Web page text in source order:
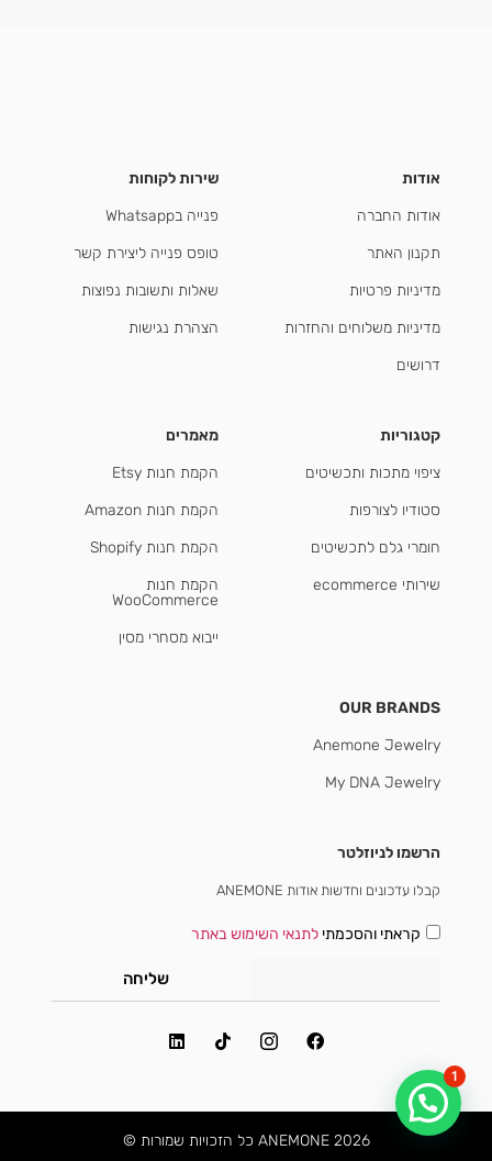
אודות
אודות החברה
תקנון האתר
מדיניות פרטיות
מדיניות משלוחים והחזרות
דרושים
שירות לקוחות
פנייה בWhatsapp
טופס פנייה ליצירת קשר
שאלות ותשובות נפוצות
הצהרת נגישות
קטגוריות
ציפוי מתכות ותכשיטים
סטודיו לצורפות
חומרי גלם לתכשיטים
שירותי ecommerce
מאמרים
הקמת חנות Etsy
הקמת חנות Amazon
הקמת חנות Shopify
הקמת חנות
WooCommerce
ייבוא מסחרי מסין
OUR BRANDS
Anemone Jewelry
My DNA Jewelry
הרשמו לניוזלטר
קבלו עדכונים וחדשות אודות ANEMONE
קראתי והסכמתילתנאי השימוש באתר
שליחה
2026 ANEMONE כל הזכויות שמורות ©
1